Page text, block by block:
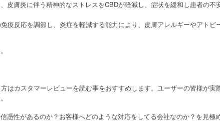
皮膚炎に伴う精神的なストレスをCBDが軽減し、症状を緩和し患者の不
疫反応を調節し、炎症を軽減する能力により、皮膚アレルギーやアトピ
はカスタマーレビューを読む事をおすすめします。ユーザーの皆様が実
憑性があるのか？お客様へどのような対応をしてる会社なのか？を見極